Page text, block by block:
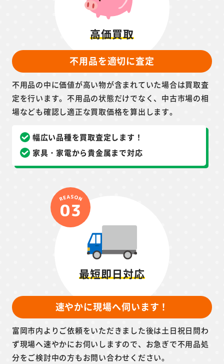
高価買取
不用品を適切に査定
不用品の中に価値が高い物が含まれていた場合は買取査
定を行います。不用品の状態だけでなく、中古市場の相
場なども確認し適正な買取価格を算出します。
幅広い品種を買取査定します！
家具・家電から貴金属まで対応
最短即日対応
速やかに現場へ伺います！
富岡市内よりご依頼をいただきました後は土日祝日問わ
ず現場へ速やかにお伺いしますので、お急ぎで不用品処
分をご検討中の方もお問い合わせください。